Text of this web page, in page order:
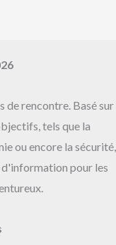
rencontre. Basé sur
tels que la
ou encore la sécurité,
pour les